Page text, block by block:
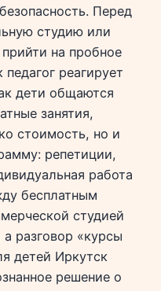
Перед
студию или
на пробное
реагирует
дети общаются
занятия,
стоимость, но и
репетиции,
работа
бесплатным
студией
разговор «курсы
детей Иркутск
решение о